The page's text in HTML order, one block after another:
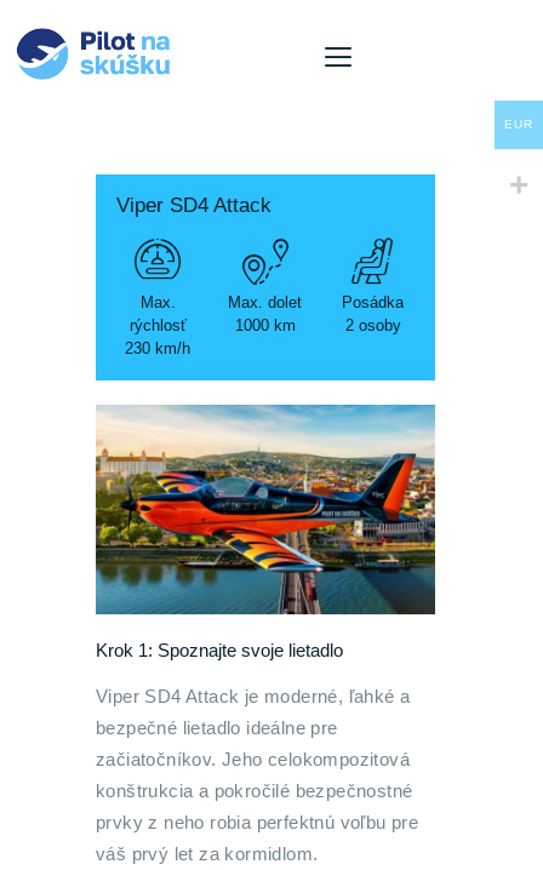
O nás
Ponuka letov
Naše lietadla
Pre firmy
Aktuality
Košík
Jazyk
Viper SD4 Attack
Max.
rýchlosť
230 km/h
Max. dolet
1000 km
Posádka
2 osoby
Krok 1: Spoznajte svoje lietadlo
Viper SD4 Attack je moderné, ľahké a
bezpečné lietadlo ideálne pre
začiatočníkov. Jeho celokompozitová
konštrukcia a pokročilé bezpečnostné
prvky z neho robia perfektnú voľbu pre
váš prvý let za kormidlom.
EUR